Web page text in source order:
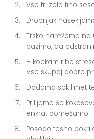
Vse tri zelo fino
Drobnjak
Trsko narežemo na
pazimo, da
H kockam ribe
Vse skupaj dobro
Dodamo sok limet
Prilijemo še
enkrat pomešamo.
Posodo tesno